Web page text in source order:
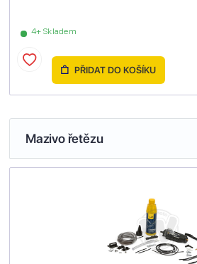
4+ Skladem
PŘIDAT DO KOŠÍKU
Mazivo řetězu